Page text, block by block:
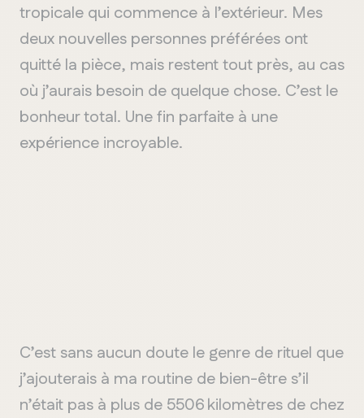
tropicale qui commence à l’extérieur. Mes
deux nouvelles personnes préférées ont
quitté la pièce, mais restent tout près, au cas
où j’aurais besoin de quelque chose. C’est le
bonheur total. Une fin parfaite à une
expérience incroyable.
C’est sans aucun doute le genre de rituel que
j’ajouterais à ma routine de bien-être s’il
n’était pas à plus de 5506 kilomètres de chez